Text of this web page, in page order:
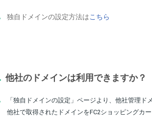
独自ドメインの設定方法はこちら
他社のドメインは利用できますか？
「独自ドメインの設定」ページより、他社管理ド
他社で取得されたドメインをFC2ショッピングカ